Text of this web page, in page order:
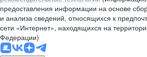
предоставления информации на основе
и анализа сведений, относящихся к
сети «Интернет», находящихся на
Федерации)